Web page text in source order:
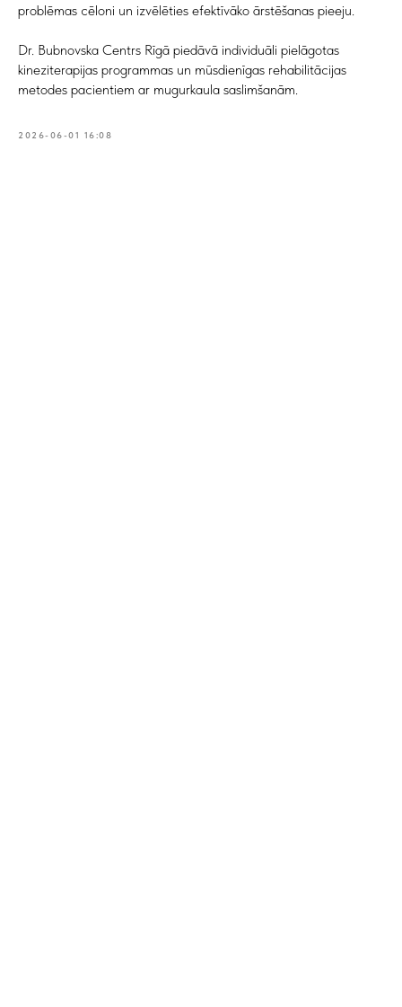
problēmas cēloni un izvēlēties efektīvāko ārstēšanas pieeju.
Dr. Bubnovska Centrs Rīgā piedāvā individuāli pielāgotas
kineziterapijas programmas un mūsdienīgas rehabilitācijas
metodes pacientiem ar mugurkaula saslimšanām.
2026-06-01 16:08